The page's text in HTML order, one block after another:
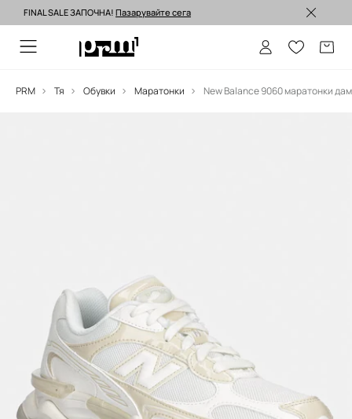
Изпращане до 24 часа >
FINAL SALE ЗАПОЧНА! Пазарувайте сега
PRM Тя Обувки Маратонки